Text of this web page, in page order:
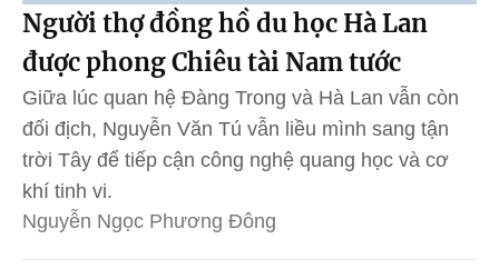
Người thợ đồng hồ du học Hà Lan
được phong Chiêu tài Nam tước
Giữa lúc quan hệ Đàng Trong và Hà Lan vẫn còn
đối địch, Nguyễn Văn Tú vẫn liều mình sang tận
trời Tây để tiếp cận công nghệ quang học và cơ
khí tinh vi.
Nguyễn Ngọc Phương Đông